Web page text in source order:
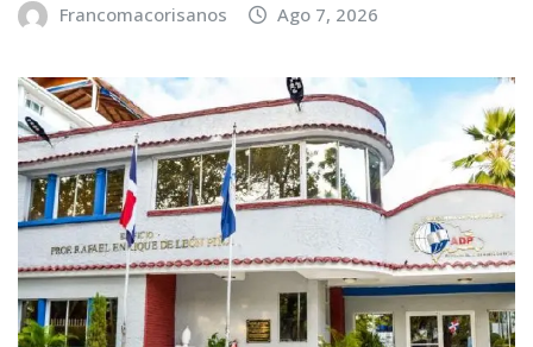
Francomacorisanos Ago 7, 2026